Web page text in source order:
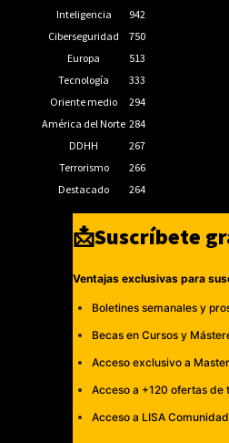
Inteligencia
942
Ciberseguridad
750
Europa
513
Tecnología
333
Oriente medio
294
América del Norte 284
DDHH
267
Terrorismo
266
Destacado
264
📩Suscríbete
Ventajas exclusivas para
Boletines semanales y
Becas en Cursos y
Acceso exclusivo a
Acceso a +120 ofertas de
Acceso a LISA